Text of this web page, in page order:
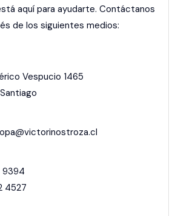
aquí para ayudarte. Contáctanos
de los siguientes medios:
Vespucio 1465
9394‬
4527